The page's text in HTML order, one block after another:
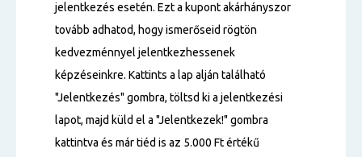
jelentkezés esetén. Ezt a kupont akárhányszor
tovább adhatod, hogy ismerőseid rögtön
kedvezménnyel jelentkezhessenek
képzéseinkre. Kattints a lap alján található
"Jelentkezés" gombra, töltsd ki a jelentkezési
lapot, majd küld el a "Jelentkezek!" gombra
kattintva és már tiéd is az 5.000 Ft értékű